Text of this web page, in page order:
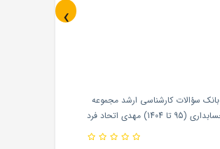
بانک سؤالات کارشناسی ارشد مجموعه
حسابداری (95 تا 1404) مهدی اتحاد فرد
انتشارات اندیشه ارشد
‹